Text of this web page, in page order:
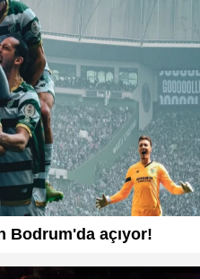
Bodrum'da açıyor!